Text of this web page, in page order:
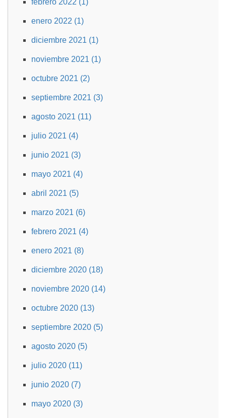
febrero 2022 (1)
enero 2022 (1)
diciembre 2021 (1)
noviembre 2021 (1)
octubre 2021 (2)
septiembre 2021 (3)
agosto 2021 (11)
julio 2021 (4)
junio 2021 (3)
mayo 2021 (4)
abril 2021 (5)
marzo 2021 (6)
febrero 2021 (4)
enero 2021 (8)
diciembre 2020 (18)
noviembre 2020 (14)
octubre 2020 (13)
septiembre 2020 (5)
agosto 2020 (5)
julio 2020 (11)
junio 2020 (7)
mayo 2020 (3)